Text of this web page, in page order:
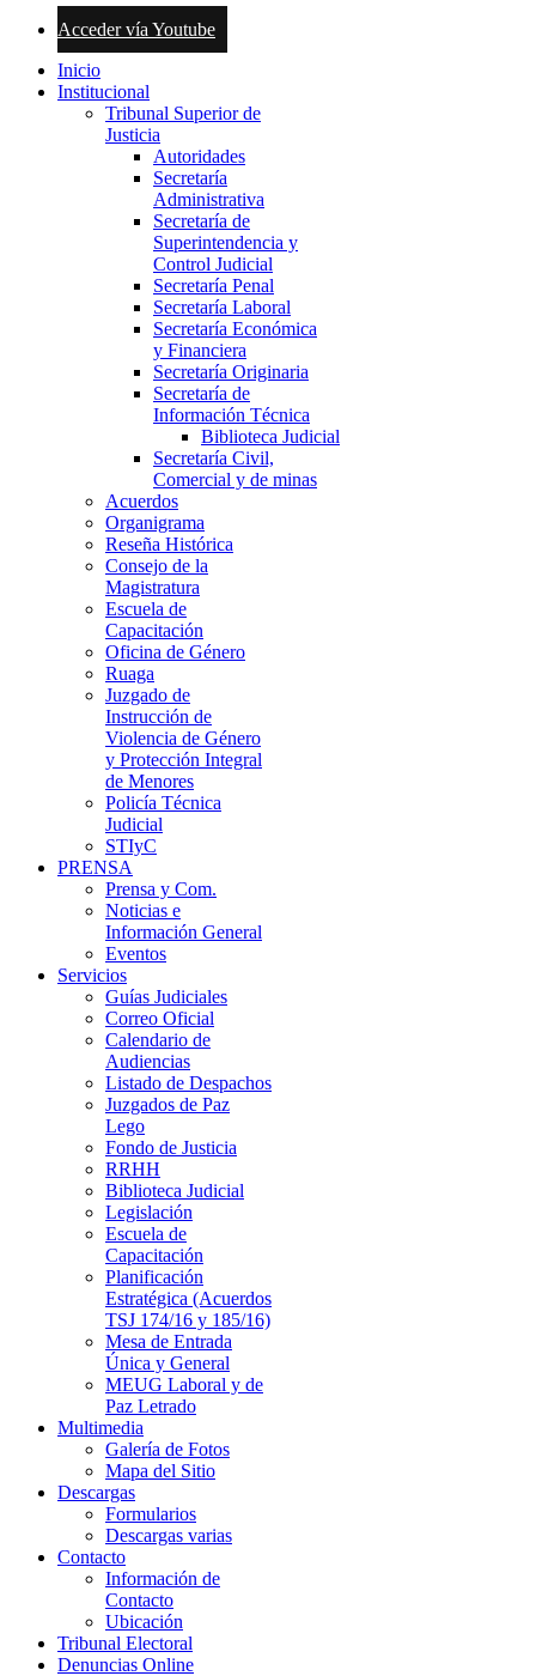
Acceder vía Youtube
Inicio
Institucional
Tribunal Superior de
Justicia
Autoridades
Secretaría
Administrativa
Secretaría de
Superintendencia y
Control Judicial
Secretaría Penal
Secretaría Laboral
Secretaría Económica
y Financiera
Secretaría Originaria
Secretaría de
Información Técnica
Biblioteca Judicial
Secretaría Civil,
Comercial y de minas
Acuerdos
Organigrama
Reseña Histórica
Consejo de la
Magistratura
Escuela de
Capacitación
Oficina de Género
Ruaga
Juzgado de
Instrucción de
Violencia de Género
y Protección Integral
de Menores
Policía Técnica
Judicial
STIyC
PRENSA
Prensa y Com.
Noticias e
Información General
Eventos
Servicios
Guías Judiciales
Correo Oficial
Calendario de
Audiencias
Listado de Despachos
Juzgados de Paz
Lego
Fondo de Justicia
RRHH
Biblioteca Judicial
Legislación
Escuela de
Capacitación
Planificación
Estratégica (Acuerdos
TSJ 174/16 y 185/16)
Mesa de Entrada
Única y General
MEUG Laboral y de
Paz Letrado
Multimedia
Galería de Fotos
Mapa del Sitio
Descargas
Formularios
Descargas varias
Contacto
Información de
Contacto
Ubicación
Tribunal Electoral
Denuncias Online